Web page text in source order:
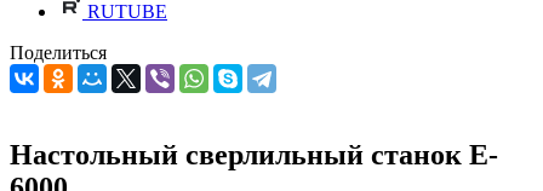
RUTUBE
Поделиться
Настольный сверлильный станок E-